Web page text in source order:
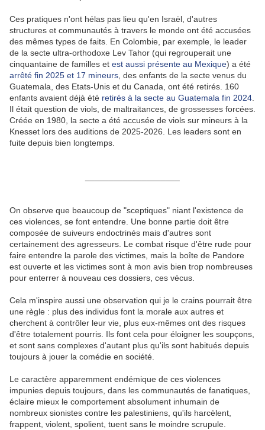
Ces pratiques n'ont hélas pas lieu qu'en Israël, d'autres
structures et communautés à travers le monde ont été accusées
des mêmes types de faits. En Colombie, par exemple, le leader
de la secte ultra-orthodoxe Lev Tahor (qui regrouperait une
cinquantaine de familles et est aussi présente au Mexique) a été
arrêté fin 2025 et 17 mineurs , des enfants de la secte venus du
Guatemala, des Etats-Unis et du Canada, ont été retirés. 160
enfants avaient déjà été retirés à la secte au Guatemala fin 2024
Il était question de viols, de maltraitances, de grossesses forcées.
Créée en 1980, la secte a été accusée de viols sur mineurs à la
Knesset lors des auditions de 2025-2026. Les leaders sont en
fuite depuis bien longtemps.
On observe que beaucoup de "sceptiques" niant l'existence de
ces violences, se font entendre. Une bonne partie doit être
composée de suiveurs endoctrinés mais d'autres sont
certainement des agresseurs. Le combat risque d'être rude pour
faire entendre la parole des victimes, mais la boîte de Pandore
est ouverte et les victimes sont à mon avis bien trop nombreuses
pour enterrer à nouveau ces dossiers, ces vécus.
Cela m'inspire aussi une observation qui je le crains pourrait être
une règle : plus des individus font la morale aux autres et
cherchent à contrôler leur vie, plus eux-mêmes ont des risques
d'être totalement pourris. Ils font cela pour éloigner les soupçons,
et sont sans complexes d'autant plus qu'ils sont habitués depuis
toujours à jouer la comédie en société.
Le caractère apparemment endémique de ces violences
impunies depuis toujours, dans les communautés de fanatiques,
éclaire mieux le comportement absolument inhumain de
nombreux sionistes contre les palestiniens, qu'ils harcèlent,
frappent, violent, spolient, tuent sans le moindre scrupule.